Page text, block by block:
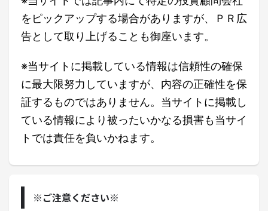
をピックアップする場合がありますが、ＰＲ広
告として取り上げることも御座います。
※当サイトに掲載している情報は信頼性の確保
に最大限努力していますが、内容の正確性を保
証するものではありません。当サイトに掲載し
ている情報により被ったいかなる損害も当サイ
トでは責任を負いかねます。
※ご注意ください※